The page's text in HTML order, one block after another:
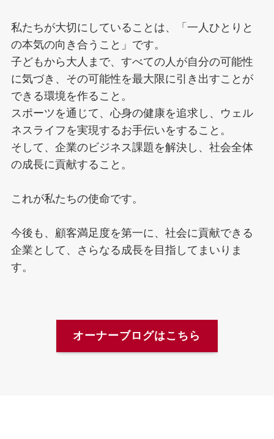
私たちが大切にしていることは、「一人ひとりと
の本気の向き合うこと」です。
子どもから大人まで、すべての人が自分の可能性
に気づき、その可能性を最大限に引き出すことが
できる環境を作ること。
スポーツを通じて、心身の健康を追求し、ウェル
ネスライフを実現するお手伝いをすること。
そして、企業のビジネス課題を解決し、社会全体
の成長に貢献すること。
これが私たちの使命です。
今後も、顧客満足度を第一に、社会に貢献できる
企業として、さらなる成長を目指してまいりま
す。
オーナーブログはこちら